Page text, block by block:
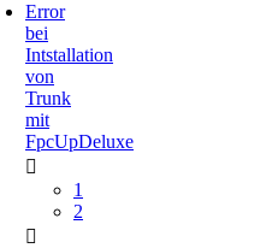
Error
bei
Intstallation
von
Trunk
mit
FpcUpDeluxe
1
2